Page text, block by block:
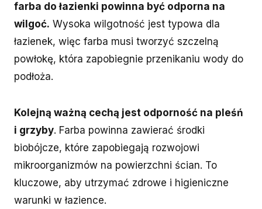
farba do łazienki powinna być odporna na
wilgoć. Wysoka wilgotność jest typowa dla
łazienek, więc farba musi tworzyć szczelną
powłokę, która zapobiegnie przenikaniu wody do
podłoża.
Kolejną ważną cechą jest odporność na pleśń
i grzyby. Farba powinna zawierać środki
biobójcze, które zapobiegają rozwojowi
mikroorganizmów na powierzchni ścian. To
kluczowe, aby utrzymać zdrowe i higieniczne
warunki w łazience.